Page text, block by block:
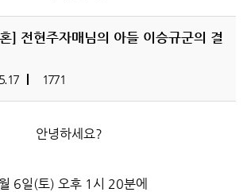
] 전현주자매님의 아들 이승규군의 결
1771
안녕하세요?
6일(토) 오후 1시 20분에